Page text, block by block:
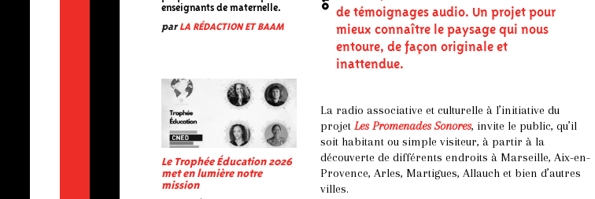
enseignants de maternelle.
parLA RÉDACTION ET BAAM
Le Trophée Éducation 2026
met en lumière notre
mission
de témoignages audio. Un projet pour
mieux connaître le paysage qui nous
entoure, de façon originale et
inattendue.
La radio associative et culturelle à l’initiative du
projet Les Promenades Sonores, invite le public, qu’il
soit habitant ou simple visiteur, à partir à la
découverte de différents endroits à Marseille, Aix-en-
Provence, Arles, Martigues, Allauch et bien d’autres
villes.